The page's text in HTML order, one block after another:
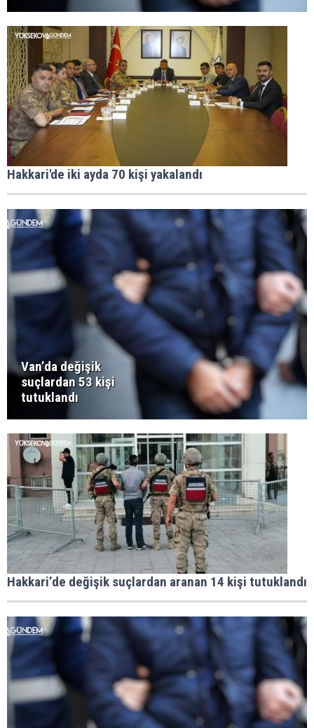
Hakkari'de iki ayda 70 kişi yakalandı
Van’da değişik
suçlardan 53 kişi
tutuklandı
Hakkari’de değişik suçlardan aranan 14 kişi tutuklandı